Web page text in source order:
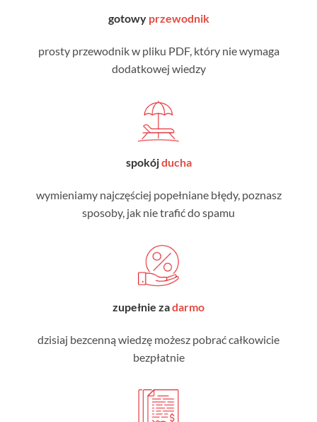
gotowy przewodnik
prosty przewodnik w pliku PDF, który nie wymaga
dodatkowej wiedzy
spokójducha
wymieniamy najczęściej popełniane błędy, poznasz
sposoby, jak nie trafić do spamu
zupełnie zadarmo
dzisiaj bezcenną wiedzę możesz pobrać całkowicie
bezpłatnie